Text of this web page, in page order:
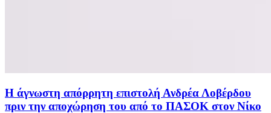
Η άγνωστη απόρρητη επιστολή Ανδρέα Λοβέρδου
πριν την αποχώρηση του από το ΠΑΣΟΚ στον Νίκο